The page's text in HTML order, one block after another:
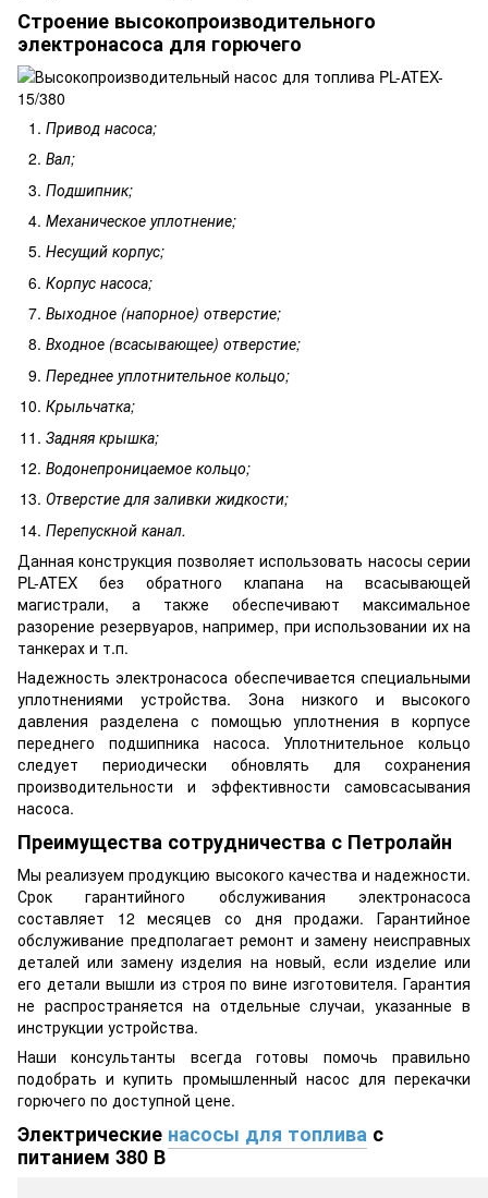
Строение высокопроизводительного
электронасоса для горючего
Привод насоса;
Вал;
Подшипник;
Механическое уплотнение;
Несущий корпус;
Корпус насоса;
Выходное (напорное) отверстие;
Входное (всасывающее) отверстие;
Переднее уплотнительное кольцо;
Крыльчатка;
Задняя крышка;
Водонепроницаемое кольцо;
Отверстие для заливки жидкости;
Перепускной канал.
Данная конструкция позволяет использовать насосы серии
PL-ATEX без обратного клапана на всасывающей
магистрали, а также обеспечивают максимальное
разорение резервуаров, например, при использовании их на
танкерах и т.п.
Надежность электронасоса обеспечивается специальными
уплотнениями устройства. Зона низкого и высокого
давления разделена с помощью уплотнения в корпусе
переднего подшипника насоса. Уплотнительное кольцо
следует периодически обновлять для сохранения
производительности и эффективности самовсасывания
насоса.
Преимущества сотрудничества с Петролайн
Мы реализуем продукцию высокого качества и надежности.
Срок гарантийного обслуживания электронасоса
составляет 12 месяцев со дня продажи. Гарантийное
обслуживание предполагает ремонт и замену неисправных
деталей или замену изделия на новый, если изделие или
его детали вышли из строя по вине изготовителя. Гарантия
не распространяется на отдельные случаи, указанные в
инструкции устройства.
Наши консультанты всегда готовы помочь правильно
подобрать и купить промышленный насос для перекачки
горючего по доступной цене.
Электрические насосы для топлива с
питанием 380 В